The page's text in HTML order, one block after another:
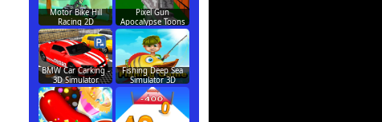
Motor Bike Hill
Racing 2D
Pixel Gun
Apocalypse Toons
BMW Car Carking -
3D Simulator
Fishing Deep Sea
Simulator 3D